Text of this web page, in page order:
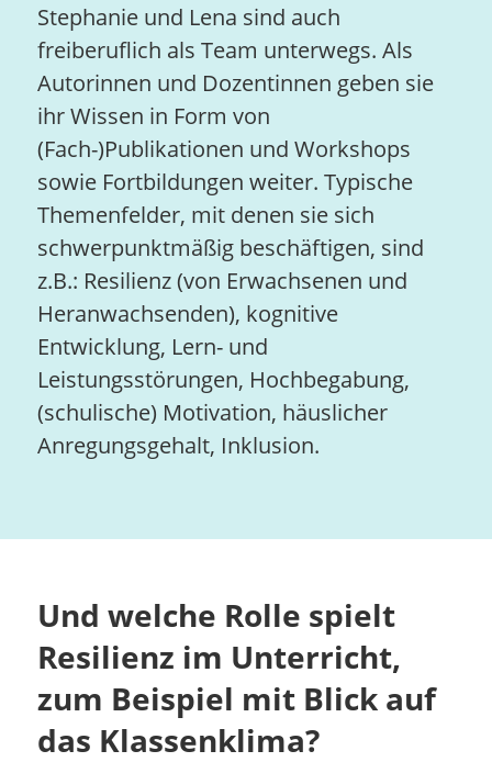
Stephanie und Lena sind auch
freiberuflich als Team unterwegs. Als
Autorinnen und Dozentinnen geben sie
ihr Wissen in Form von
(Fach-)Publikationen und Workshops
sowie Fortbildungen weiter. Typische
Themenfelder, mit denen sie sich
schwerpunktmäßig beschäftigen, sind
z.B.: Resilienz (von Erwachsenen und
Heranwachsenden), kognitive
Entwicklung, Lern- und
Leistungsstörungen, Hochbegabung,
(schulische) Motivation, häuslicher
Anregungsgehalt, Inklusion.
Und welche Rolle spielt
Resilienz im Unterricht,
zum Beispiel mit Blick auf
das Klassenklima?